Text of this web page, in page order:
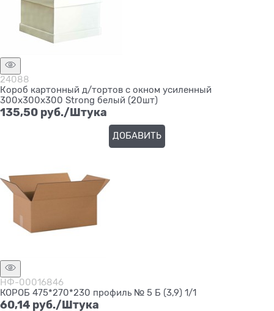
24088
Короб картонный д/тортов с окном усиленный
300х300х300 Strong белый (20шт)
135,50 руб./Штука
ДОБАВИТЬ
НФ-00016846
КОРОБ 475*270*230 профиль № 5 Б (3,9) 1/1
60,14 руб./Штука